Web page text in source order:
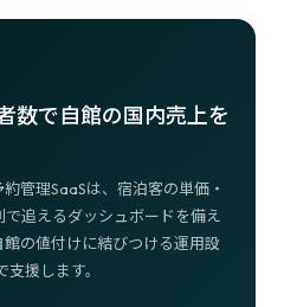
数で自館の国内売上を
管理SaaSは、宿泊客の単価・
追えるダッシュボードを備え
の値付けに結びつける運用設
援します。